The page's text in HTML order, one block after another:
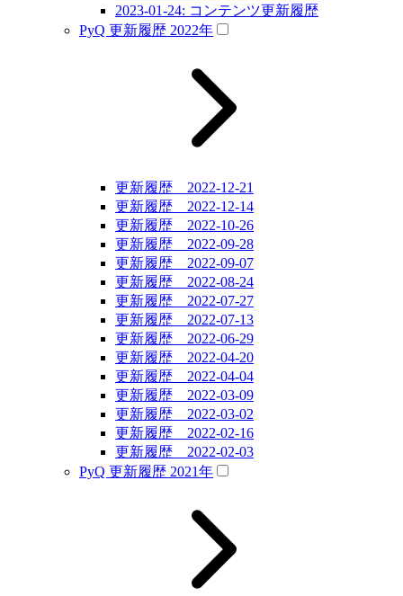
2023-01-24: コンテンツ更新履歴
PyQ 更新履歴 2022年
更新履歴 2022-12-21
更新履歴 2022-12-14
更新履歴 2022-10-26
更新履歴 2022-09-28
更新履歴 2022-09-07
更新履歴 2022-08-24
更新履歴 2022-07-27
更新履歴 2022-07-13
更新履歴 2022-06-29
更新履歴 2022-04-20
更新履歴 2022-04-04
更新履歴 2022-03-09
更新履歴 2022-03-02
更新履歴 2022-02-16
更新履歴 2022-02-03
PyQ 更新履歴 2021年